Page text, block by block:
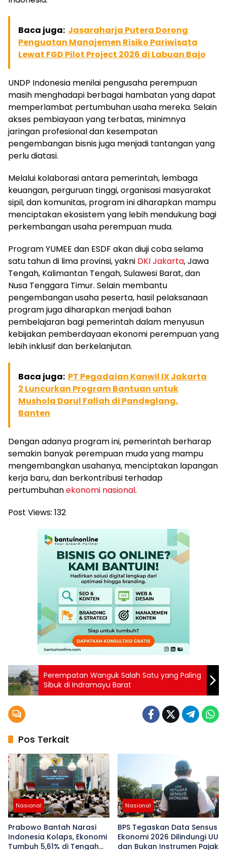
Baca juga: Jasaraharja Putera Dorong
Penguatan Manajemen Risiko Pariwisata
Lewat FGD Pilot Project 2026 di Labuan Bajo
UNDP Indonesia menilai pengusaha perempuan
masih menghadapi berbagai hambatan yang dapat
memperlambat pertumbuhan usaha mereka. Selain
akses pembiayaan yang terbatas, minimnya
jaringan profesional dan kesempatan
pengembangan bisnis juga menjadi tantangan yang
perlu diatasi.
Melalui kolaborasi antara pemerintah, lembaga
keuangan, perguruan tinggi, organisasi masyarakat
sipil, dan komunitas, program ini diharapkan mampu
menciptakan ekosistem yang lebih mendukung bagi
perkembangan usaha perempuan muda.
Program YUMEE dan ESDF akan diuji coba selama
satu tahun di lima provinsi, yakni DKI Jakarta, Jawa
Tengah, Kalimantan Tengah, Sulawesi Barat, dan
Nusa Tenggara Timur. Selain membantu
pengembangan usaha peserta, hasil pelaksanaan
program juga diharapkan menjadi bahan
pembelajaran bagi pemerintah dalam menyusun
kebijakan pemberdayaan ekonomi perempuan yang
lebih inklusif dan berkelanjutan.
Baca juga: PT Pegadaian Kanwil IX Jakarta
2 Luncurkan Program Bantuan untuk
Mushola Darul Fallah di Pandeglang,
Banten
Dengan adanya program ini, pemerintah berharap
semakin banyak perempuan muda yang mampu
mengembangkan usahanya, menciptakan lapangan
kerja baru, dan berkontribusi terhadap
pertumbuhanekonomi nasional.
Post Views: 132
Perempatan Wanguk Salah Satu yang Paling
Sibuk di Indramayu Barat
Pos Terkait
Nasional
Prabowo Bantah Narasi
Indonesia Kolaps, Ekonomi
Tumbuh 5,61% di Tengah
Nasional
BPS Tegaskan Data Sensus
Ekonomi 2026 Dilindungi UU
dan Bukan Instrumen Pajak